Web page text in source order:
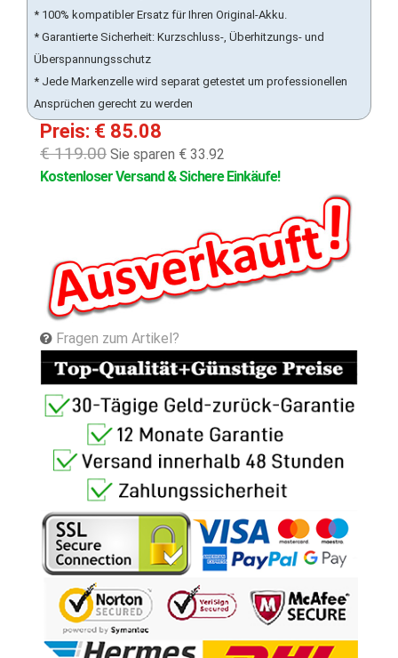
* 100% kompatibler Ersatz für Ihren Original-Akku.
* Garantierte Sicherheit: Kurzschluss-, Überhitzungs- und
Überspannungsschutz
* Jede Markenzelle wird separat getestet um professionellen
Ansprüchen gerecht zu werden
Preis: € 85.08
€ 119.00 Sie sparen € 33.92
Kostenloser Versand & Sichere Einkäufe!
Fragen zum Artikel?